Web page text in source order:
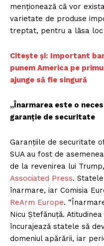
menționează că vor exista
varietate de produse
treptat, pentru a lăsa loc
Citește și: Important
punem America pe
ajunge să fie singură
„Înarmarea este o
garanție de securitate
Garanțiile de securitate
SUA au fost de
de la revenirea lui
Associated Press.
înarmare, iar Comisia
ReArm Europe.
Nicu Ștefănuță.
încurajează statele să
domeniul apărării, iar